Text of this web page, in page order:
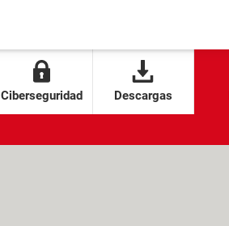
Ciberseguridad Descargas